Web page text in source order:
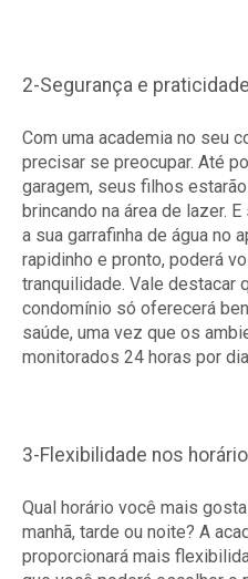
2-Segurança e praticidade
Com uma academia no seu
precisar se preocupar. Até
garagem, seus filhos
brincando na área de lazer.
a sua garrafinha de água no
rapidinho e pronto, poderá
tranquilidade. Vale destacar
condomínio só oferecerá
saúde, uma vez que os
monitorados 24 horas por
3-Flexibilidade nos
Qual horário você mais
manhã, tarde ou noite? A
proporcionará mais